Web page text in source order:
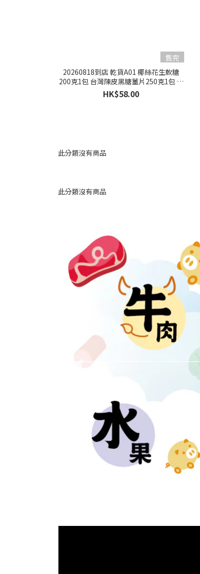
售完
20260818到店 乾貨A01 椰絲花生軟糖
200克1包 台灣陳皮黑糖薑片250克1包 優
惠組合 58元1份 預售
HK$58.00
此分類沒有商品
此分類沒有商品